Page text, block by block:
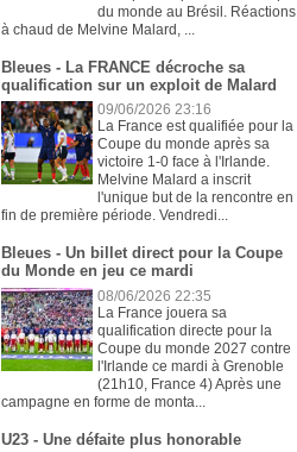
du monde au Brésil. Réactions
à chaud de Melvine Malard, ...
Bleues - La FRANCE décroche sa
qualification sur un exploit de Malard
09/06/2026 23:16
La France est qualifiée pour la
Coupe du monde après sa
victoire 1-0 face à l'Irlande.
Melvine Malard a inscrit
l'unique but de la rencontre en
fin de première période. Vendredi...
Bleues - Un billet direct pour la Coupe
du Monde en jeu ce mardi
08/06/2026 22:35
La France jouera sa
qualification directe pour la
Coupe du monde 2027 contre
l'Irlande ce mardi à Grenoble
(21h10, France 4) Après une
campagne en forme de monta...
U23 - Une défaite plus honorable